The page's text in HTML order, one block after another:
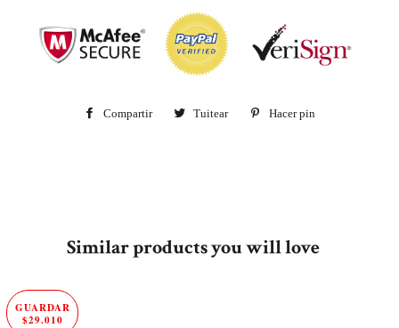
Compartir
CompartirTuitear
TuitearHacer pin
Similar products you will love
GUARDAR
$29.010